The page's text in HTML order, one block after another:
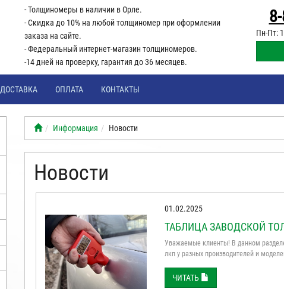
- Толщиномеры в наличии в Орле.
- Скидка до 10% на любой толщиномер при оформлении
заказа на сайте.
- Федеральный интернет-магазин толщиномеров.
-14 дней на проверку, гарантия до 36 месяцев.
Пн-Пт:
ДОСТАВКА ОПЛАТА КОНТАКТЫ
Информация Новости
Новости
01.02.2025
ТАБЛИЦА ЗАВОДСКОЙ
Уважаемые клиенты! В данном
лкп у разных производителей и
Марка Модель Толщина краски ...
ЧИТАТЬ